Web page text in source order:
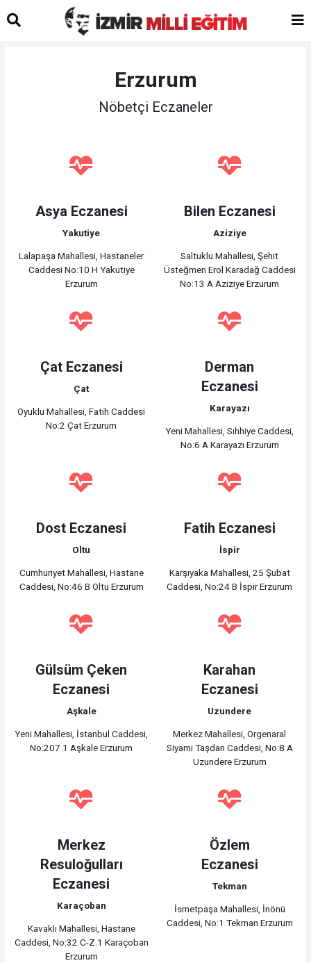
Erzurum
Nöbetçi Eczaneler
Asya Eczanesi
Yakutiye
Lalapaşa Mahallesi, Hastaneler
Caddesi No:10 H Yakutiye
Erzurum
Bilen Eczanesi
Aziziye
Saltuklu Mahallesi, Şehit
Üsteğmen Erol Karadağ Caddesi
No:13 A Aziziye Erzurum
Çat Eczanesi
Çat
Oyuklu Mahallesi, Fatih Caddesi
No:2 Çat Erzurum
Derman
Eczanesi
Karayazı
Yeni Mahallesi, Sıhhiye Caddesi,
No:6 A Karayazı Erzurum
Dost Eczanesi
Oltu
Cumhuriyet Mahallesi, Hastane
Caddesi, No:46 B Oltu Erzurum
Fatih Eczanesi
İspir
Karşıyaka Mahallesi, 25 Şubat
Caddesi, No:24 B İspir Erzurum
Gülsüm Çeken
Eczanesi
Aşkale
Yeni Mahallesi, İstanbul Caddesi,
No:207 1 Aşkale Erzurum
Karahan
Eczanesi
Uzundere
Merkez Mahallesi, Orgenaral
Siyami Taşdan Caddesi, No:8 A
Uzundere Erzurum
Merkez
Resuloğulları
Eczanesi
Karaçoban
Kavaklı Mahallesi, Hastane
Caddesi, No:32 C-Z.1 Karaçoban
Erzurum
Özlem
Eczanesi
Tekman
İsmetpaşa Mahallesi, İnönü
Caddesi, No:1 Tekman Erzurum